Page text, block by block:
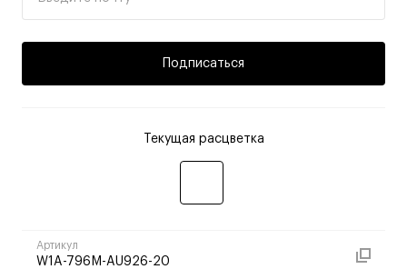
Подписаться
Текущая расцветка
Артикул
W1A-796M-AU926-20